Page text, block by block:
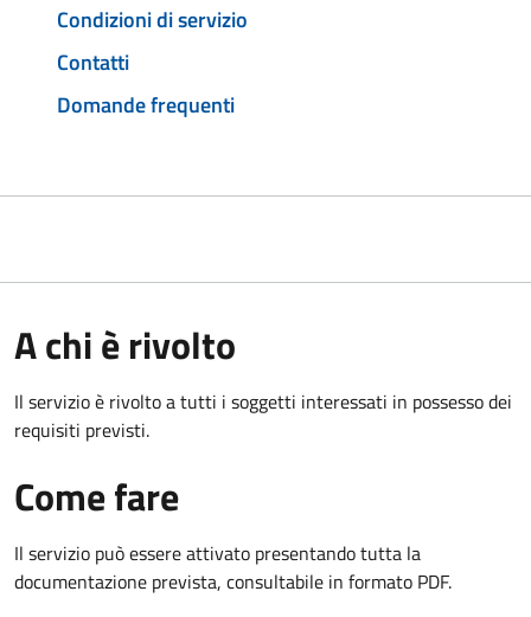
Condizioni di servizio
Contatti
Domande frequenti
A chi è rivolto
Il servizio è rivolto a tutti i soggetti interessati in possesso dei
requisiti previsti.
Come fare
Il servizio può essere attivato presentando tutta la
documentazione prevista, consultabile in formato PDF.